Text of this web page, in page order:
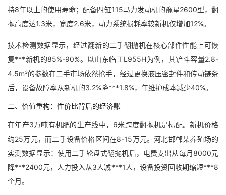
持8年以上的使用寿命；配备四缸115马力发动机的豫星2600型，翻
抛高度达1.3米，宽度2.6米，动力系统损耗率较新机仅增加12%。
技术检测数据显示，经过翻新的二手翻抛机在核心部件性能上可恢
复***新机的85%-90%。以山东临工L955H为例，其铲斗容量2.8-
4.5m³的参数在二手市场依然抢手，经过更换液压密封件和传动链条
后，设备故障率从新机的3.2%降***1.8%，年维护成本减少40%。
二、价值重构：性价比背后的经济账
在年产3万吨有机肥的生产线中，6米跨度翻抛机是标配。新机价格
约25万元，而二手设备价格区间在8-15万元。河北邯郸某养殖场的
实测数据显示：使用二手轮盘式翻抛机后，电费支出从每月8000元
降***2400元，人力投入从3人减***1人，设备投资回收期缩短***8
个月。